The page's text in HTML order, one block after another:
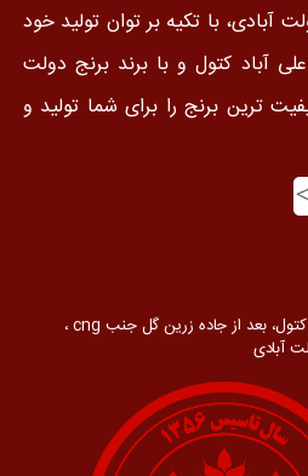
آبادی، با تکیه بر توان تولید خود
علی آباد کتول و با برند برنج دولت
ترین برنج را برای شما تولید و
استان گلستان، شهرستان علی آباد کتول، بعد از جاده زرین گل جنب cng ،
آبادی